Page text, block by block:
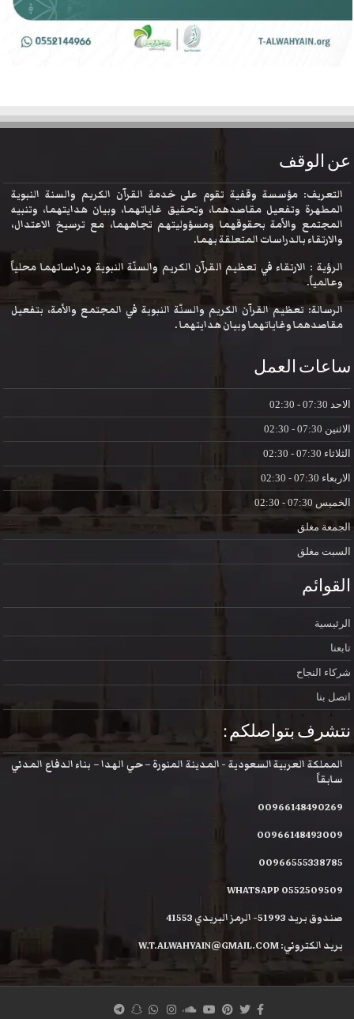
عن الوقف
التعريف: مؤسسة وقفية تقوم على خدمة القرآن الكريم والسنة النبوية
المطهرة وتفعيل مقاصدهما، وتحقيق غاياتهما، وبيان هدايتهما، وتنبيه
المجتمع والأمة بحقوقهما ومسؤوليتهم تجاههما، مع ترسيخ الاعتدال،
والارتقاء بالدراسات المتعلقة بهما.
الرؤية : الارتقاء في تعظيم القرآن الكريم والسنّة النبوية ودراساتهما محلياً
وعالمياً.
الرسالة: تعظيم القرآن الكريم والسنّة النبوية في المجتمع والأمة، بتفعيل
مقاصدهما وغاياتهما وبيان هدايتهما .
ساعات العمل
الاحد
الاثنين
الثلاثاء
الاربعاء
الخميس
الجمعة مغلق
السبت مغلق
القوائم
الرئيسية
تابعنا
شركاء النجاح
اتصل بنا
نتشرف بتواصلكم :
المملكة العربية السعودية - المدينة المنورة – حي الهدا – بناء الدفاع المدني
سابقاً
00966148490269
00966148493009
00966555338785
WHATSAPP 0552509509
صندوق بريد 51993- الرمز البريدي 41553
بريد الكتروني: W.T.ALWAHYAIN@GMAIL.COM